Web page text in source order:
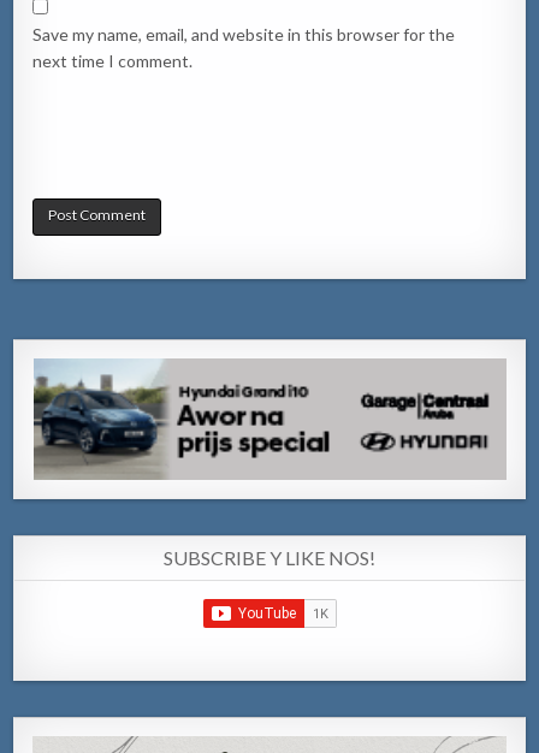
Save my name, email, and website in this browser for the
next time I comment.
SUBSCRIBE Y LIKE NOS!